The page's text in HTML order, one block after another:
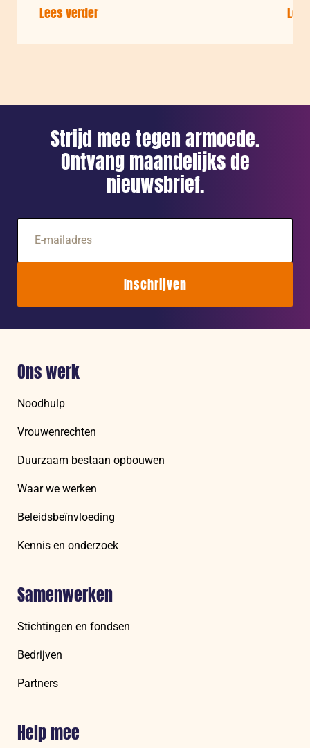
Lees verder
Vrouwen
basis
deel
2
Strijd mee tegen armoede.
Ontvang maandelijks de
nieuwsbrief.
mailadres
Inschrijven
Ons werk
Noodhulp
Vrouwenrechten
Duurzaam bestaan opbouwen
Waar we werken
Beleidsbeïnvloeding
Kennis en onderzoek
Samenwerken
Stichtingen en fondsen
Bedrijven
Partners
Help mee